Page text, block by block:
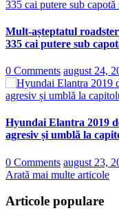
Mult-așteptatul
335 cai putere sub
0 Comments august 24,
Hyundai Elantra 2019
agresiv și umblă la
0 Comments august 23,
Arată mai multe articole
Articole populare